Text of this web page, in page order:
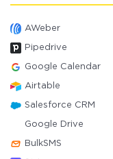
AWeber
Pipedrive
Google Calendar
Airtable
Salesforce CRM
Google Drive
BulkSMS